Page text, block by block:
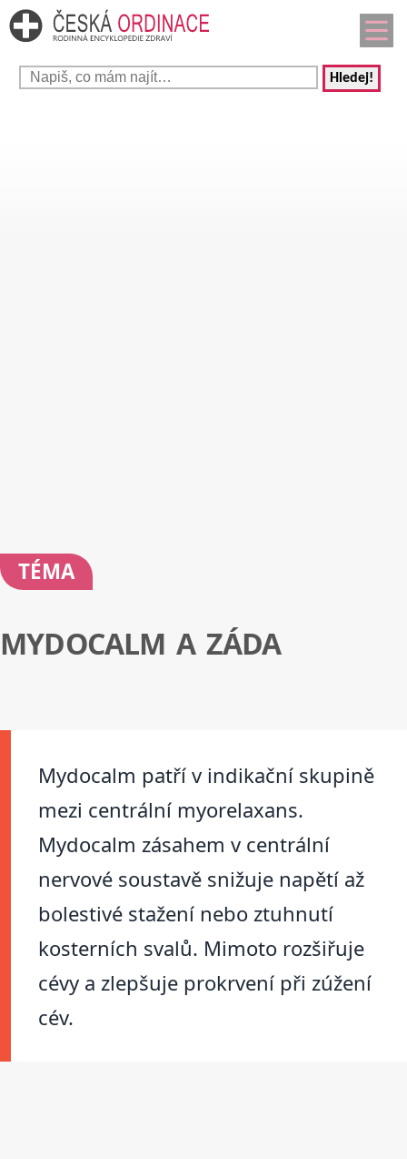
Hledej!
TÉMA
MYDOCALM A ZÁDA
Mydocalm patří v indikační skupině
mezi centrální myorelaxans.
Mydocalm zásahem v centrální
nervové soustavě snižuje napětí až
bolestivé stažení nebo ztuhnutí
kosterních svalů. Mimoto rozšiřuje
cévy a zlepšuje prokrvení při zúžení
cév.